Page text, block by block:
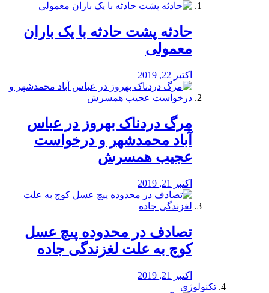
️حادثه پشت حادثه با یک باران
معمولی
اکتبر 22, 2019
مرگ دردناک بهروز در عباس
آباد محمدشهر و درخواست
عجیب همسرش
اکتبر 21, 2019
تصادف در محدوده پیچ عسل
کوچ به علت لغزندگی جاده
اکتبر 21, 2019
تکنولوژی